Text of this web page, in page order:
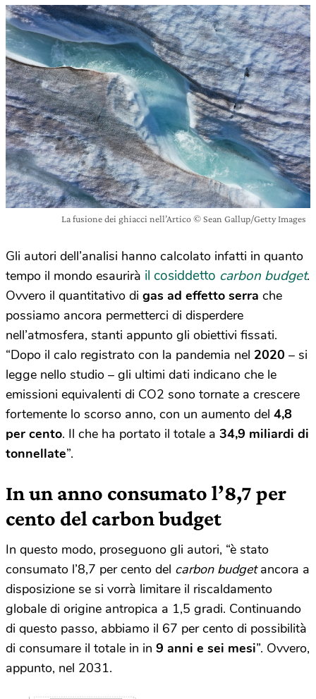
La fusione dei ghiacci nell’Artico © Sean Gallup/Getty Images
Gli autori dell’analisi hanno calcolato infatti in quanto
tempo il mondo esaurirà il cosiddetto carbon budget.
Ovvero il quantitativo di gas ad effetto serra che
possiamo ancora permetterci di disperdere
nell’atmosfera, stanti appunto gli obiettivi fissati.
“Dopo il calo registrato con la pandemia nel 2020 – si
legge nello studio – gli ultimi dati indicano che le
emissioni equivalenti di CO2 sono tornate a crescere
fortemente lo scorso anno, con un aumento del 4,8
per cento. Il che ha portato il totale a 34,9 miliardi di
tonnellate”.
In un anno consumato l’8,7 per
cento del carbon budget
In questo modo, proseguono gli autori, “è stato
consumato l’8,7 per cento del carbon budgetancora a
disposizione se si vorrà limitare il riscaldamento
globale di origine antropica a 1,5 gradi. Continuando
di questo passo, abbiamo il 67 per cento di possibilità
di consumare il totale in in 9 anni e sei mesi”. Ovvero,
appunto, nel 2031.